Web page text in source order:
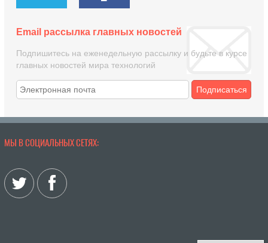
Email рассылка главных новостей
Подпишитесь на еженедельную рассылку и будьте в курсе
главных новостей мира технологий
Подписаться
МЫ В СОЦИАЛЬНЫХ СЕТЯХ: